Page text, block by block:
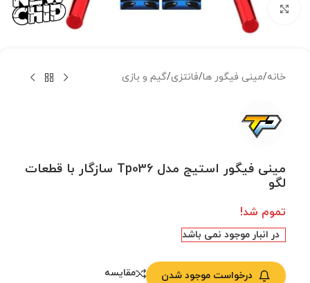
بزرگنمایی تصویر
خانه/مینی فیگور ها/فانتزی/گیم و بازی
مینی فیگور استیج مدل Tp036 سازگار با قطعات
لگو
تموم شد!
در انبار موجود نمی باشد
درخواست موجود شدن مقایسه